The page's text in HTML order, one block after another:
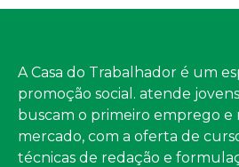
A Casa do Trabalhador é um
promoção social. atende
buscam o primeiro emprego e
mercado, com a oferta de
técnicas de redação e